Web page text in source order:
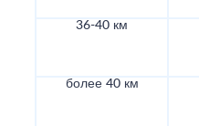
36-40 км
более 40 км